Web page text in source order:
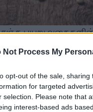
Not Process My
opt-out of the sale,
for targeted
selection. Please note that
interest-based ads
ஆரஞ்சு பயறு
சூடான இயற்கை
உயர்
அடிப்படையிலான